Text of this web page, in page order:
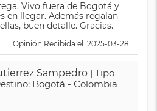
Vivo fuera de Bogotá y
en llegar. Además regalan
buen detalle. Gracias.
Opinión Recibida el: 2025-03-28
Sampedro | Tipo
Bogotá - Colombia